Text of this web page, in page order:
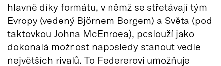
hlavně díky formátu, v němž se střetávají tým
Evropy (vedený Björnem Borgem) a Světa (pod
taktovkou Johna McEnroea), poslouží jako
dokonalá možnost naposledy stanout vedle
největších rivalů. To Federerovi umožňuje